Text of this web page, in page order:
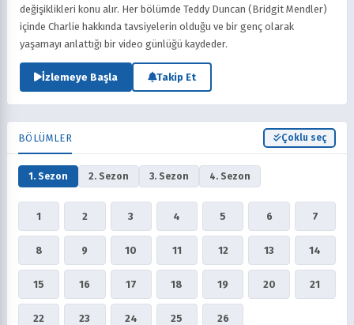
değişiklikleri konu alır. Her bölümde Teddy Duncan (Bridgit Mendler)
içinde Charlie hakkında tavsiyelerin olduğu ve bir genç olarak
yaşamayı anlattığı bir video günlüğü kaydeder.
İzlemeye Başla Takip Et
BÖLÜMLER Çoklu seç
1. Sezon 2. Sezon 3. Sezon 4. Sezon
1 2 3 4 5 6 7
8 9 10 11 12 13 14
15 16 17 18 19 20 21
22 23 24 25 26